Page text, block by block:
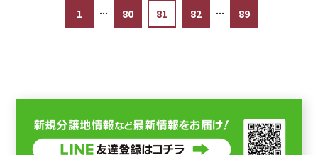
1 ... 80 81 82 ... 89